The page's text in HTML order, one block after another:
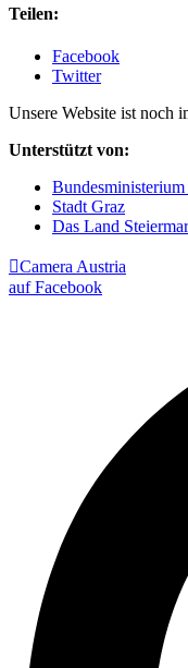
Teilen:
Facebook
Twitter
Unsere Website ist noch
Unterstützt von:
Stadt Graz
Das Land
Camera Austria
auf Facebook